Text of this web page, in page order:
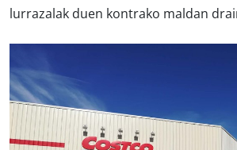
lurrazalak duen kontrako maldan